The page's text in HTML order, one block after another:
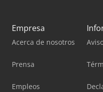
Empresa
Acerca de nosotros
Prensa
Empleos